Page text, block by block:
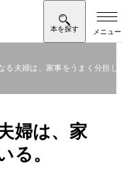
る夫婦は、家事をうまく分担し
婦は、家
る。